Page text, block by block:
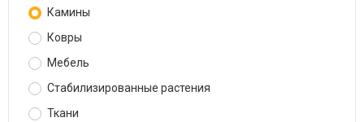
Камины
Ковры
Мебель
Стабилизированные растения
Ткани